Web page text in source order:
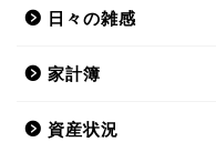
日々の雑感
家計簿
資産状況